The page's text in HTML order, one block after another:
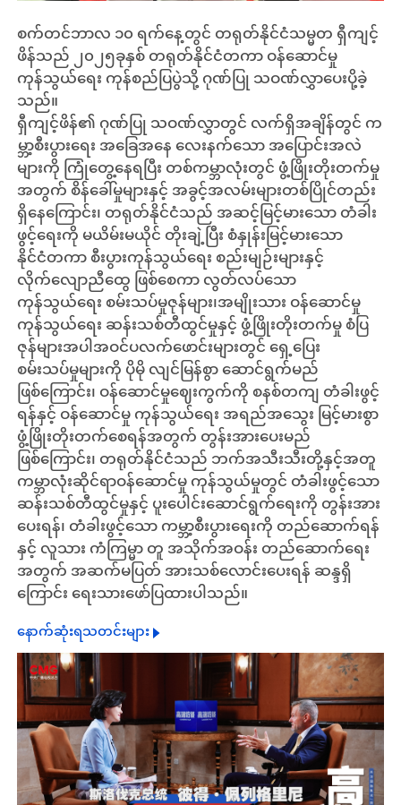
စက်တင်ဘာလ ၁၀ ရက်နေ့တွင် တရုတ်နိုင်ငံသမ္မတ ရှီကျင့်
ဖိန်သည် ၂၀၂၅ခုနှစ် တရုတ်နိုင်ငံတကာ ဝန်ဆောင်မှု
ကုန်သွယ်ရေး ကုန်စည်ပြပွဲသို့ ဂုဏ်ပြု သဝဏ်လွှာပေးပို့ခဲ့
သည်။
ရှီကျင့်ဖိန်၏ ဂုဏ်ပြု သဝဏ်လွှာတွင် လက်ရှိအချိန်တွင် က
မ္ဘာ့စီးပွားရေး အခြေအနေ လေးနက်သော အပြောင်းအလဲ
များကို ကြုံတွေ့နေရပြီး တစ်ကမ္ဘာလုံးတွင် ဖွံ့ဖြိုးတိုးတက်မှု
အတွက် စိန်ခေါ်မှုများနှင့် အခွင့်အလမ်းများတစ်ပြိုင်တည်း
ရှိနေကြောင်း၊ တရုတ်နိုင်ငံသည် အဆင့်မြင့်မားသော တံခါး
ဖွင့်ရေးကို မယိမ်းမယိုင် တိုးချဲ့ပြီး စံနှုန်းမြင့်မားသော
နိုင်ငံတကာ စီးပွားကုန်သွယ်ရေး စည်းမျဉ်းများနှင့်
လိုက်လျောညီထွေ ဖြစ်စေကာ လွတ်လပ်သော
ကုန်သွယ်ရေး စမ်းသပ်မှုဇုန်များ၊အမျိုးသား ဝန်ဆောင်မှု
ကုန်သွယ်ရေး ဆန်းသစ်တီထွင်မှုနှင့် ဖွံ့ဖြိုးတိုးတက်မှု စံပြ
ဇုန်များအပါအဝင်ပလက်ဖောင်းများတွင် ရှေ့ပြေး
စမ်းသပ်မှုများကို ပိုမို လျင်မြန်စွာ ဆောင်ရွက်မည်
ဖြစ်ကြောင်း၊ ဝန်ဆောင်မှုဈေးကွက်ကို စနစ်တကျ တံခါးဖွင့်
ရန်နှင့် ဝန်ဆောင်မှု ကုန်သွယ်ရေး အရည်အသွေး မြင့်မားစွာ
ဖွံ့ဖြိုးတိုးတက်စေရန်အတွက် တွန်းအားပေးမည်
ဖြစ်ကြောင်း၊ တရုတ်နိုင်ငံသည် ဘက်အသီးသီးတို့နှင့်အတူ
ကမ္ဘာလုံးဆိုင်ရာဝန်ဆောင်မှု ကုန်သွယ်မှုတွင် တံခါးဖွင့်သော
ဆန်းသစ်တီထွင်မှုနှင့် ပူးပေါင်းဆောင်ရွက်ရေးကို တွန်းအား
ပေးရန်၊ တံခါးဖွင့်သော ကမ္ဘာ့စီးပွားရေးကို တည်ဆောက်ရန်
နှင့် လူသား ကံကြမ္မာ တူ အသိုက်အဝန်း တည်ဆောက်ရေး
အတွက် အဆက်မပြတ် အားသစ်လောင်းပေးရန် ဆန္ဒရှိ
ကြောင်း ရေးသားဖော်ပြထားပါသည်။
နောက်ဆုံးရသတင်းများ